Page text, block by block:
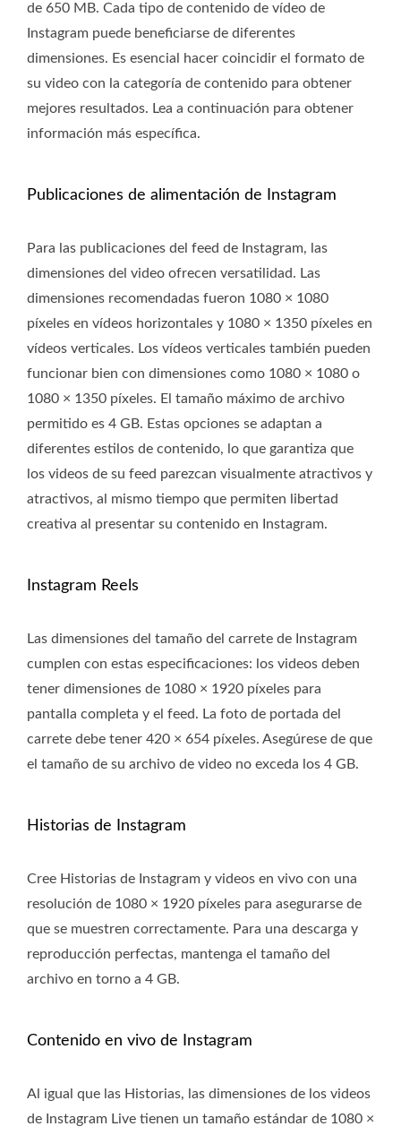
de 650 MB. Cada tipo de contenido de vídeo de
Instagram puede beneficiarse de diferentes
dimensiones. Es esencial hacer coincidir el formato de
su video con la categoría de contenido para obtener
mejores resultados. Lea a continuación para obtener
información más específica.
Publicaciones de alimentación de Instagram
Para las publicaciones del feed de Instagram, las
dimensiones del video ofrecen versatilidad. Las
dimensiones recomendadas fueron 1080 × 1080
píxeles en vídeos horizontales y 1080 × 1350 píxeles en
vídeos verticales. Los vídeos verticales también pueden
funcionar bien con dimensiones como 1080 × 1080 o
1080 × 1350 píxeles. El tamaño máximo de archivo
permitido es 4 GB. Estas opciones se adaptan a
diferentes estilos de contenido, lo que garantiza que
los videos de su feed parezcan visualmente atractivos y
atractivos, al mismo tiempo que permiten libertad
creativa al presentar su contenido en Instagram.
Instagram Reels
Las dimensiones del tamaño del carrete de Instagram
cumplen con estas especificaciones: los videos deben
tener dimensiones de 1080 × 1920 píxeles para
pantalla completa y el feed. La foto de portada del
carrete debe tener 420 × 654 píxeles. Asegúrese de que
el tamaño de su archivo de video no exceda los 4 GB.
Historias de Instagram
Cree Historias de Instagram y videos en vivo con una
resolución de 1080 × 1920 píxeles para asegurarse de
que se muestren correctamente. Para una descarga y
reproducción perfectas, mantenga el tamaño del
archivo en torno a 4 GB.
Contenido en vivo de Instagram
Al igual que las Historias, las dimensiones de los videos
de Instagram Live tienen un tamaño estándar de 1080 ×